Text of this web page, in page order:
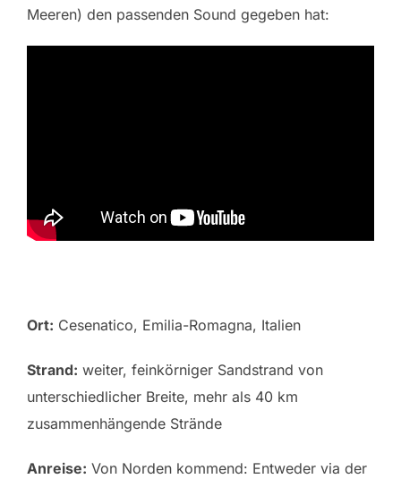
Meeren) den passenden Sound gegeben hat:
Ort: Cesenatico, Emilia-Romagna, Italien
Strand: weiter, feinkörniger Sandstrand von
unterschiedlicher Breite, mehr als 40 km
zusammenhängende Strände
Anreise: Von Norden kommend: Entweder via der